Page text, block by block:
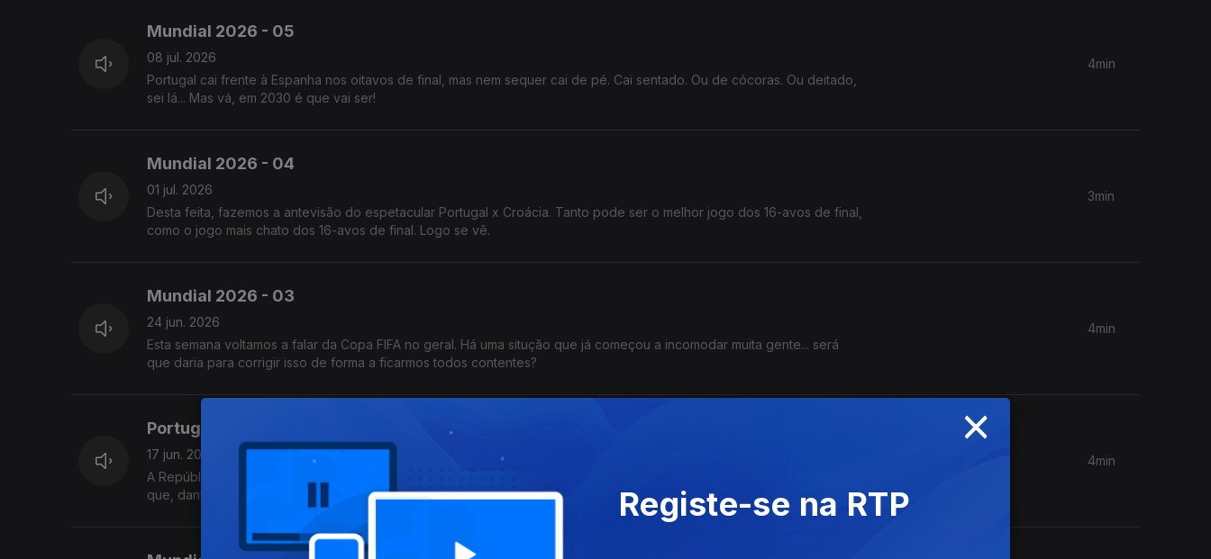
Mundial 2026 - 05
08 jul. 2026
Portugal cai frente à Espanha nos oitavos de final, mas nem sequer cai de pé. Cai sentado. Ou de cócoras. Ou deitado,
sei lá... Mas vá, em 2030 é que vai ser!
4min
Mundial 2026 - 04
01 jul. 2026
Desta feita, fazemos a antevisão do espetacular Portugal x Croácia. Tanto pode ser o melhor jogo dos 16-avos de final,
como o jogo mais chato dos 16-avos de final. Logo se vê.
3min
Mundial 2026 - 03
24 jun. 2026
Esta semana voltamos a falar da Copa FIFA no geral. Há uma situção que já começou a incomodar muita gente... será
que daria para corrigir isso de forma a ficarmos todos contentes?
4min
Portugal x RD Congo
17 jun. 2026
A República Democrática do Congo tem este nome por causa do Rio Congo, que também se chama Zaire. Por isso é
que, dantes, este Congo se chamava Zaire, para distinguir do outro Congo.
4min
×
Registe-se na RTP